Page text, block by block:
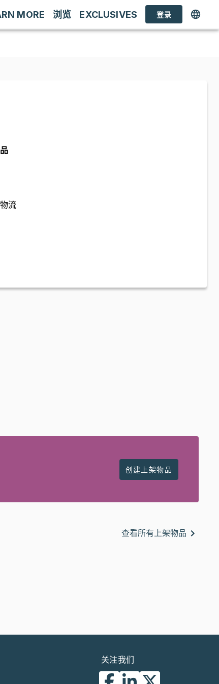
MORE 浏览 EXCLUSIVES 登录
流
创建上架物品
查看所有上架物品
关注我们